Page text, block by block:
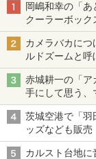
岡嶋和幸の「
クーラーボック
カメラバカに
ルドズームと呼
赤城耕一の「ア
手にして思う
茨城空港で「羽
ッズなども販売
カルスト台地